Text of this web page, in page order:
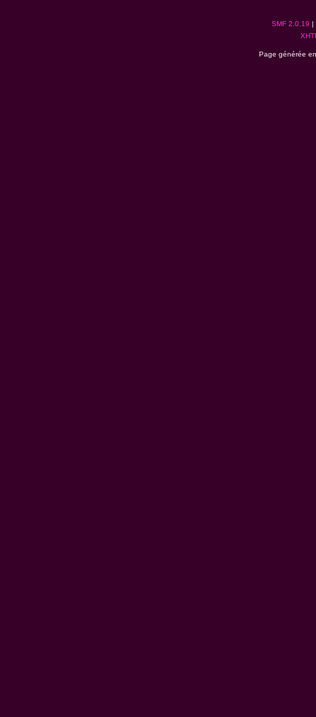
SMF 2.0.19 |
Page générée